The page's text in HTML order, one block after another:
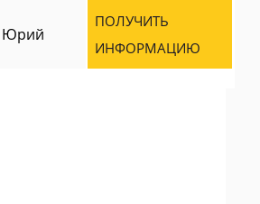
Юрий
ПОЛУЧИТЬ
ИНФОРМАЦИЮ